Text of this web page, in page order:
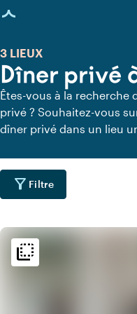
chargée
Dîner privé
3 LIEUX
Êtes-vous à la
privé ? Souhaitez-vous
dîner privé dans un lieu
tous les lieux à
tranquillité. Découvrez
pour un délicieux dîner
filter_alt Filtre
flip_to_back
flip_to_back